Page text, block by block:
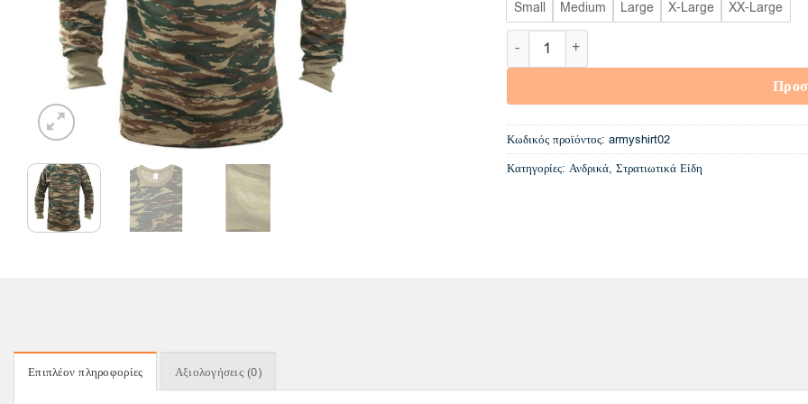
Small Medium Large X-Large XX-Large
Μακρυμάνικο Φούτερ Παραλλαγής Από 100%
Κωδικός προϊόντος: armyshirt02
Κατηγορίες: Ανδρικά, Στρατιωτικά Είδη
Επιπλέον πληροφορίες Αξιολογήσεις (0)